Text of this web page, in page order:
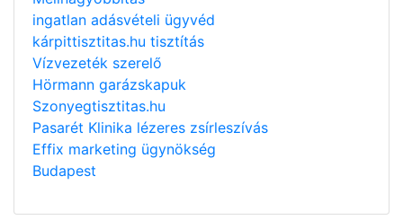
ingatlan adásvételi ügyvéd
kárpittisztitas.hu tisztítás
Vízvezeték szerelő
Hörmann garázskapuk
Szonyegtisztitas.hu
Pasarét Klinika lézeres zsírleszívás
Effix marketing ügynökség
Budapest